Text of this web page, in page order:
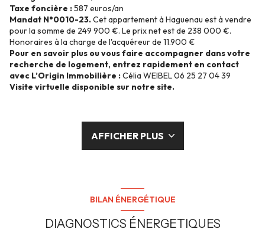
Taxe foncière :587 euros/an
Mandat N°0010-23.Cet appartement à Haguenau est à vendre
pour la somme de 249 900 €. Le prix net est de 238 000 €.
Honoraires à la charge de l'acquéreur de 11.900 €
Pour en savoir plus ou vous faire accompagner dans votre
recherche de logement, entrez rapidement en contact
avec L’Origin Immobilière :Célia WEIBEL 06 25 27 04 39
Visite virtuelle disponible sur notre site.
AFFICHER PLUS
BILAN ÉNERGÉTIQUE
DIAGNOSTICS ÉNERGETIQUES